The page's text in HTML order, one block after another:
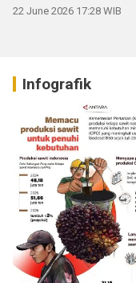
22 June 2026 17:28 WIB
Infografik